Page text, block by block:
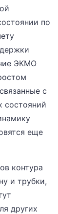
по
ЭКМО
с
состояний
еще
контура
и трубки,
других